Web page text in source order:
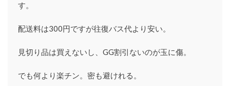
す。
配送料は300円ですが往復バス代より安い。
見切り品は買えないし、GG割引ないのが玉に傷。
でも何より楽チン。密も避けれる。